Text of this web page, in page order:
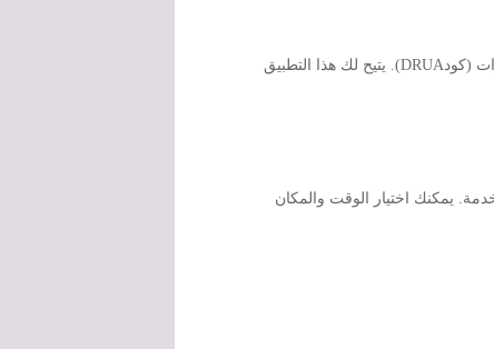
في عصر التكنولوجيا الحديثة، أصبح بإمكانك الآن الاستمتاع بخدمات غسيل السيارات المتنقل في السعودية سويتر غسيل سيارات (كودDRUA). يتيح لك هذا التطبيق
يمكنك اختيار الوقت والمكان